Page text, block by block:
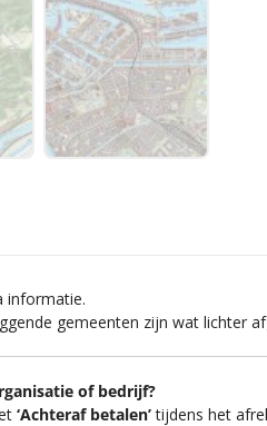
informatie.
gemeenten zijn wat lichter
of bedrijf?
‘Achteraf betalen’tijdens het